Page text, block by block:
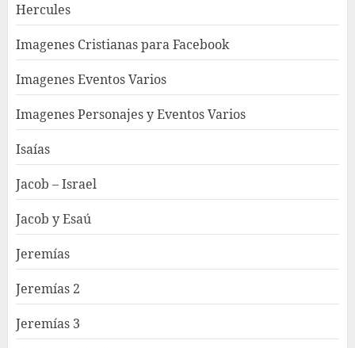
Hercules
Imagenes Cristianas para Facebook
Imagenes Eventos Varios
Imagenes Personajes y Eventos Varios
Isaías
Jacob – Israel
Jacob y Esaú
Jeremías
Jeremías 2
Jeremías 3